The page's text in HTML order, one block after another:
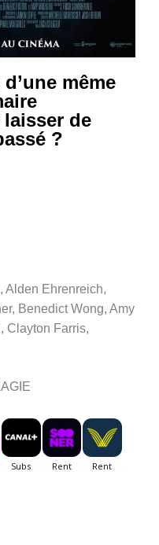
même
de
?
Alden Ehrenreich,
Benedict Wong, Amy
Clayton Farris,